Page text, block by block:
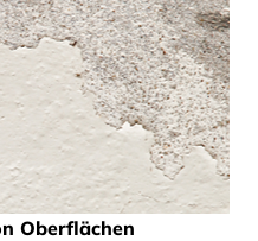
Oberflächen